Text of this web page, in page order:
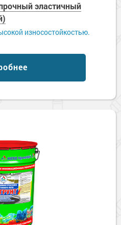
эластичный
износостойкостью.